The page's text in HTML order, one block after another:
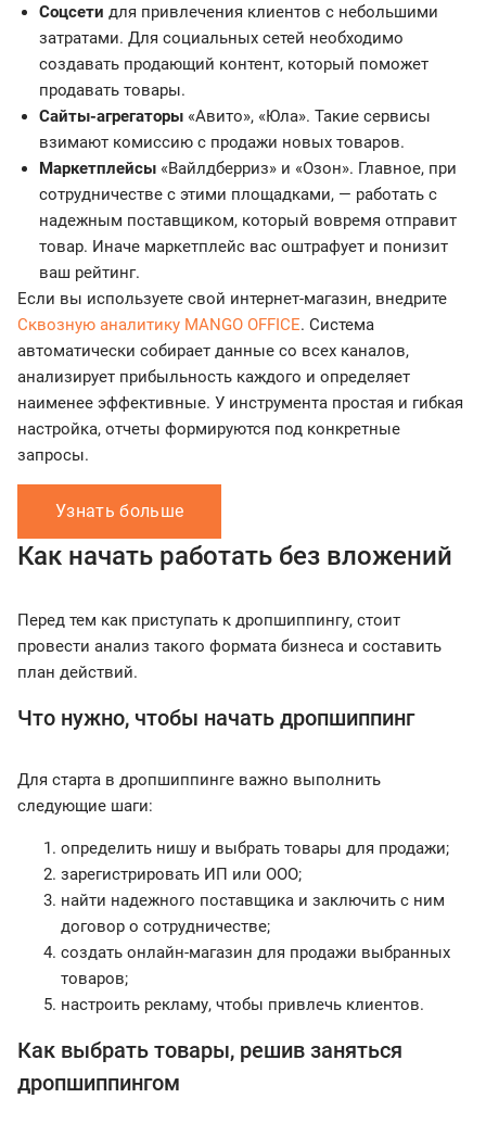
Соцсети для привлечения клиентов с небольшими
затратами. Для социальных сетей необходимо
создавать продающий контент, который поможет
продавать товары.
Сайты-агрегаторы «Авито», «Юла». Такие сервисы
взимают комиссию с продажи новых товаров.
Маркетплейсы «Вайлдберриз» и «Озон». Главное, при
сотрудничестве с этими площадками, — работать с
надежным поставщиком, который вовремя отправит
товар. Иначе маркетплейс вас оштрафует и понизит
ваш рейтинг.
Если вы используете свой интернет-магазин, внедрите
Сквозную аналитику MANGO OFFICE. Система
автоматически собирает данные со всех каналов,
анализирует прибыльность каждого и определяет
наименее эффективные. У инструмента простая и гибкая
настройка, отчеты формируются под конкретные
запросы.
Узнать больше
Как начать работать без вложений
Перед тем как приступать к дропшиппингу, стоит
провести анализ такого формата бизнеса и составить
план действий.
Что нужно, чтобы начать дропшиппинг
Для старта в дропшиппинге важно выполнить
следующие шаги:
определить нишу и выбрать товары для продажи;
зарегистрировать ИП или ООО;
найти надежного поставщика и заключить с ним
договор о сотрудничестве;
создать онлайн-магазин для продажи выбранных
товаров;
настроить рекламу, чтобы привлечь клиентов.
Как выбрать товары, решив заняться
дропшиппингом